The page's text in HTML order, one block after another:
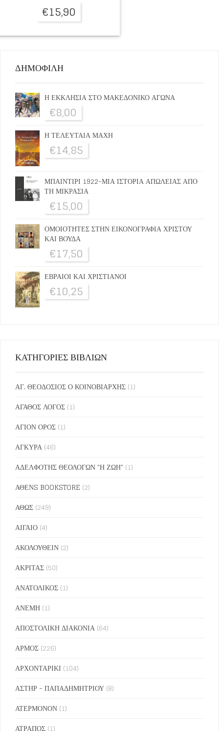
€15,90
ΔΗΜΟΦΙΛΗ
Η ΕΚΚΛΗΣΙΑ ΣΤΟ ΜΑΚΕΔΟΝΙΚΟ ΑΓΩΝΑ
€8,00
Η ΤΕΛΕΥΤΑΙΑ ΜΑΧΗ
€14,85
ΜΠΑΙΝΤΙΡΙ 1922-ΜΙΑ ΙΣΤΟΡΙΑ ΑΠΩΛΕΙΑΣ ΑΠΟ
ΤΗ ΜΙΚΡΑΣΙΑ
€15,00
ΟΜΟΙΟΤΗΤΕΣ ΣΤΗΝ ΕΙΚΟΝΟΓΡΑΦΙΑ ΧΡΙΣΤΟΥ
ΚΑΙ ΒΟΥΔΑ
€17,50
ΕΒΡΑΙΟΙ ΚΑΙ ΧΡΙΣΤΙΑΝΟΙ
€10,25
ΚΑΤΗΓΟΡΙΕΣ ΒΙΒΛΙΩΝ
ΑΓ. ΘΕΟΔΟΣΙΟΣ Ο ΚΟΙΝΟΒΙΑΡΧΗΣ (1)
ΑΓΑΘΟΣ ΛΟΓΟΣ (1)
ΑΓΙΟΝ ΟΡΟΣ (1)
ΑΓΚΥΡΑ (46)
ΑΔΕΛΦΟΤΗΣ ΘΕΟΛΟΓΩΝ "Η ΖΩΗ" (1)
ΑΘΕΝS BOOKSTORE (2)
ΑΘΩΣ (249)
ΑΙΓΑΙΟ (4)
ΑΚΟΛΟΥΘΕΙΝ (2)
ΑΚΡΙΤΑΣ (50)
ΑΝΑΤΟΛΙΚΟΣ (1)
ΑΝΕΜΗ (1)
ΑΠΟΣΤΟΛΙΚΗ ΔΙΑΚΟΝΙΑ (64)
ΑΡΜΟΣ (226)
ΑΡΧΟΝΤΑΡΙΚΙ (104)
ΑΣΤΗΡ - ΠΑΠΑΔΗΜΗΤΡΙΟΥ (8)
ΑΤΕΡΜΟΝΟΝ (1)
ΑΤΡΑΠΟΣ (1)